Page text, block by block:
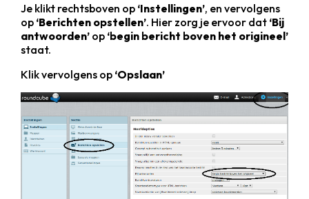
Je klikt rechtsboven op ‘Instellingen’, en vervolgens
op ‘Berichten opstellen’. Hier zorg je ervoor dat ‘Bij
antwoorden’ op ‘begin bericht boven het origineel’
staat.
Klik vervolgens op ‘Opslaan’